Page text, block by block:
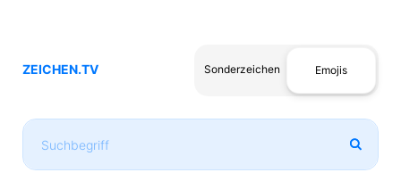
ZEICHEN.TV Sonderzeichen Emojis